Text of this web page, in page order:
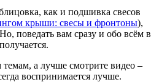
как и подшивка свесов
крыши: свесы и фронтоны),
поведать вам сразу и обо всём в
а лучше смотрите видео –
воспринимается лучше.